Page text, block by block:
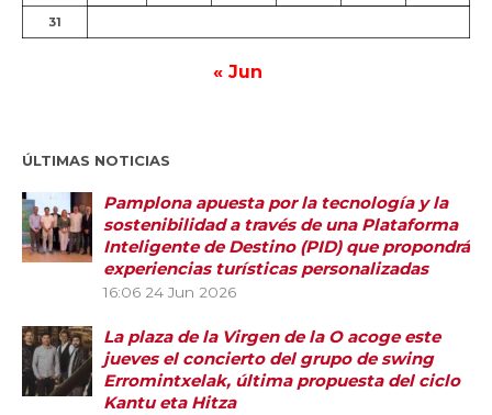
31
« Jun
ÚLTIMAS NOTICIAS
Pamplona apuesta por la tecnología y la
sostenibilidad a través de una Plataforma
Inteligente de Destino (PID) que propondrá
experiencias turísticas personalizadas
16:06 24 Jun 2026
La plaza de la Virgen de la O acoge este
jueves el concierto del grupo de swing
Erromintxelak, última propuesta del ciclo
Kantu eta Hitza